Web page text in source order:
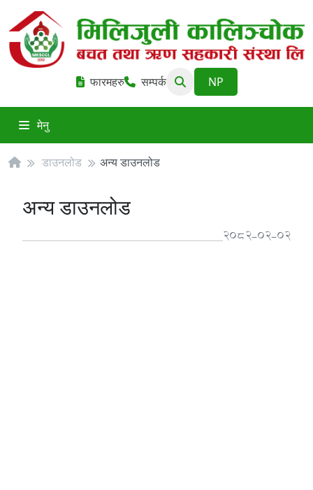
फारमहरु सम्पर्क
मेनु
डाउनलोड अन्य डाउनलोड
अन्य डाउनलोड
2082-02-02